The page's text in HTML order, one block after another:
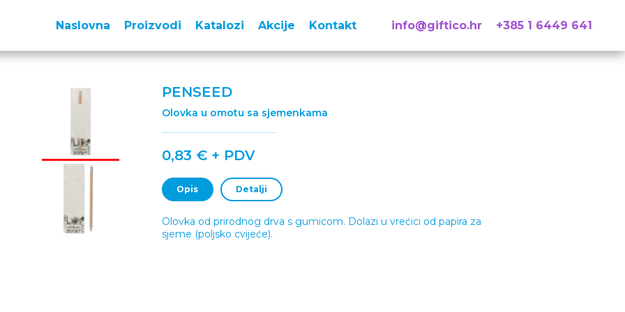
Naslovna Proizvodi Katalozi Akcije Kontakt info@giftico.hr +385 1 6449 641
PENSEED
Olovka u omotu sa sjemenkama
0,83 € + PDV
Opis Detalji
Olovka od prirodnog drva s gumicom. Dolazi u vrećici od papira za
sjeme (poljsko cvijeće).